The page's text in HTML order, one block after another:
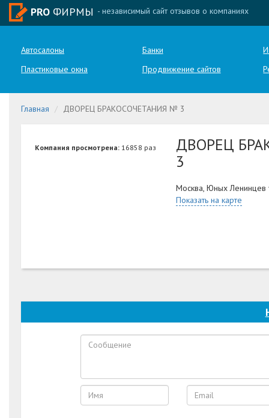
PRO ФИРМЫ - независимый сайт отзывов о компаниях
Автосалоны Банки
Пластиковые окна
Продвижение сайтов
Главная ДВОРЕЦ БРАКОСОЧЕТАНИЯ № 3
Компания просмотрена: 16858 раз
ДВОРЕЦ
3
Москва, Юных Ленинцев
Показать на карте